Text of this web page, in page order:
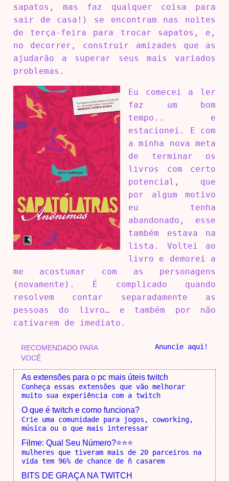
sapatos, mas faz qualquer coisa para
sair de casa!) se encontram nas noites
de terça-feira para trocar sapatos, e,
no decorrer, construir amizades que as
ajudarão a superar seus mais variados
problemas.
Eu comecei a ler
faz um bom
tempo.. e
estacionei. E com
a minha nova meta
de terminar os
livros com certo
potencial, que
por algum motivo
eu tenha
abandonado, esse
também estava na
lista. Voltei ao
livro e demorei a
me acostumar com as personagens
(novamente). É complicado quando
resolvem contar separadamente as
pessoas do livro… e também por não
cativarem de imediato.
RECOMENDADO PARA
VOCÊ
Anuncie aqui!
As extensões para o pc mais úteis twitch
Conheça essas extensões que vão melhorar
muito sua experiência com a twitch
O que é twitch e como funciona?
Crie uma comunidade para jogos, coworking,
música ou o que mais interessar
Filme: Qual Seu Número?⭐⭐⭐
mulheres que tiveram mais de 20 parceiros na
vida tem 96% de chance de ñ casarem
BITS DE GRAÇA NA TWITCH